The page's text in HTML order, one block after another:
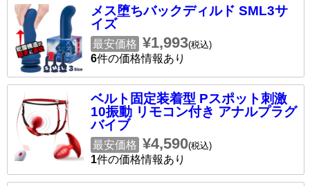
メス堕ちバックディルド SML3サ
イズ
最安価格 ¥1,993(税込)
6件の価格情報あり
ベルト固定装着型 Pスポット刺激
10振動 リモコン付き アナルプラグ
バイブ
最安価格 ¥4,590(税込)
1件の価格情報あり